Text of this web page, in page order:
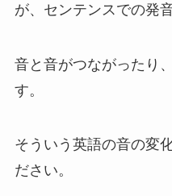
が、センテンスでの発
音と音がつながったり
す。
そういう英語の音の変
ださい。